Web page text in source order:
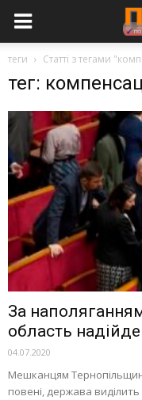
теги Статті з тегами
тег:
За
область
04.07.2020
Мешканцям
повені, держава виділить